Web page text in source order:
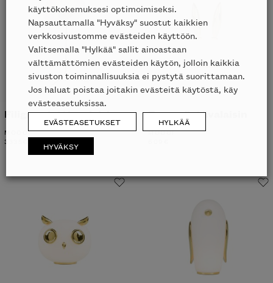
Filigree lattiavalaisin
MOOOI
3335
Purr pöytävalaisin
MOOOI
käyttökokemuksesi optimoimiseksi.
Napsauttamalla "Hyväksy" suostut kaikkien
verkkosivustomme evästeiden käyttöön.
Valitsemalla "Hylkää" sallit ainoastaan
välttämättömien evästeiden käytön, jolloin kaikkia
sivuston toiminnallisuuksia ei pystytä suorittamaan.
Jos haluat poistaa joitakin evästeitä käytöstä, käy
evästeasetuksissa.
EVÄSTEASETUKSET HYLKÄÄ
HYVÄKSY